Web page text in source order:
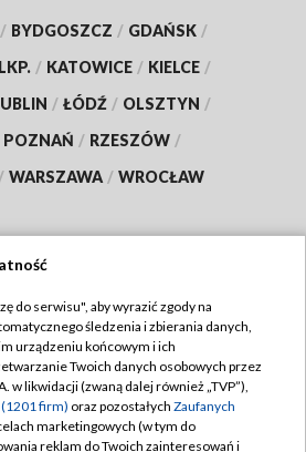
/ BYDGOSZCZ / GDAŃSK /
/ KATOWICE / KIELCE /
/ ŁÓDŹ / OLSZTYN /
POZNAŃ / RZESZÓW /
/ WARSZAWA / WROCŁAW
TVP
Regulamin TVP
prywatności
Moje zgody
do serwisu", aby wyrazić zgody na
śledzenia i zbierania danych,
urządzeniu końcowym i ich
Twoich danych osobowych przez
w likwidacji (zwaną dalej również „TVP”),
firm) oraz pozostałych Zaufanych
marketingowych (w tym do
reklam do Twoich zainteresowań i